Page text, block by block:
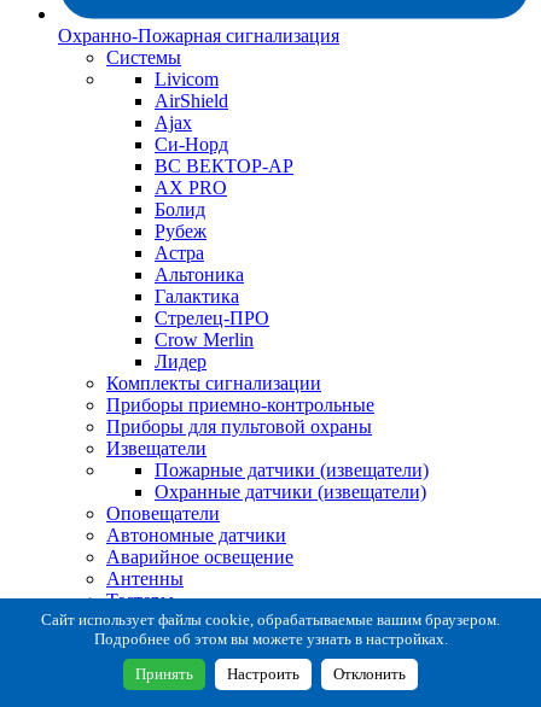
Охранно-Пожарная сигнализация
Системы
Livicom
AirShield
Ajax
Си-Норд
ВС ВЕКТОР-АР
AX PRO
Болид
Рубеж
Астра
Альтоника
Галактика
Стрелец-ПРО
Crow Merlin
Лидер
Комплекты сигнализации
Приборы приемно-контрольные
Приборы для пультовой охраны
Извещатели
Пожарные датчики (извещатели)
Охранные датчики (извещатели)
Оповещатели
Автономные датчики
Аварийное освещение
Антенны
Тестеры
Система сбора извещений
Расходные и монтажные материалы
Коробки коммутационные
Кронштейны для извещателей
Сайт использует файлы cookie, обрабатываемые вашим браузером.
Подробнее об этом вы можете узнать в настройках.
Принять Настроить Отклонить